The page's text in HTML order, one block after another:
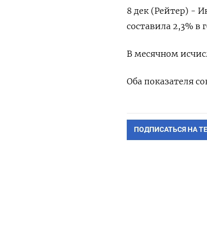
8 дек (Рейтер) -
составила 2,3%
В месячном
Оба показателя
ПОДПИСАТЬСЯ НА